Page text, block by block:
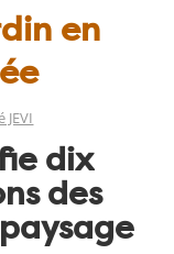
en
JEVI
dix
des